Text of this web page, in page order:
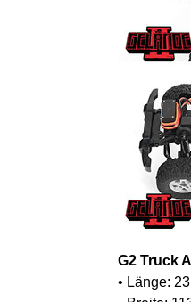
G2 Truck
• Länge: